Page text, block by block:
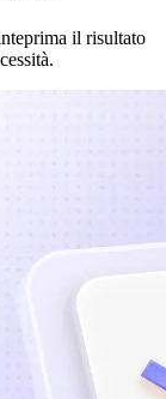
il risultato